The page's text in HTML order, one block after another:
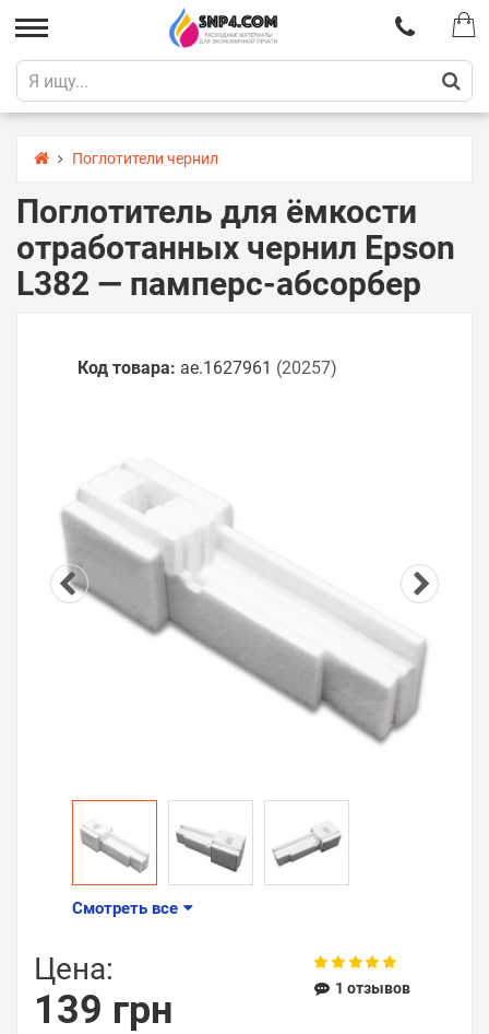
Поглотители чернил
Поглотитель для ёмкости
отработанных чернил Epson
L382 — памперс-абсорбер
Код товара: ae.1627961 (20257)
Смотреть все
Цена:
139 грн 1 отзывов